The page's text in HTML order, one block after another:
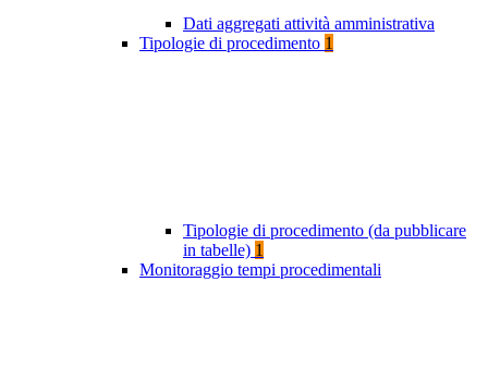
Dati aggregati attività amministrativa
Tipologie di procedimento 1
Tipologie di procedimento (da pubblicare
in tabelle) 1
Monitoraggio tempi procedimentali